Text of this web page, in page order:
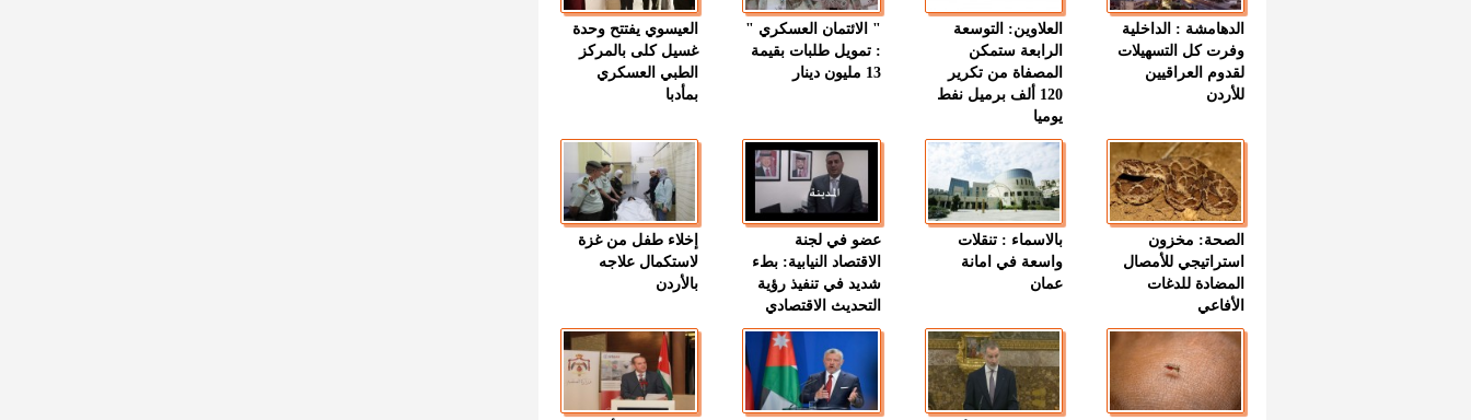
الدهامشة : الداخلية
وفرت كل التسهيلات
لقدوم العراقيين
للأردن
العلاوين: التوسعة
الرابعة ستمكن
المصفاة من تكرير
120 ألف برميل نفط
يوميا
" الائتمان العسكري "
: تمويل طلبات بقيمة
13 مليون دينار
العيسوي يفتتح وحدة
غسيل كلى بالمركز
الطبي العسكري
بمأدبا
الصحة: مخزون
استراتيجي للأمصال
المضادة للدغات
الأفاعي
بالاسماء : تنقلات
واسعة في امانة
عمان
عضو في لجنة
الاقتصاد النيابية: بطء
شديد في تنفيذ رؤية
التحديث الاقتصادي
إخلاء طفل من غزة
لاستكمال علاجه
بالأردن